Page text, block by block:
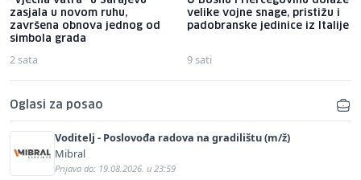
zasjala u novom ruhu,
završena obnova jednog od
simbola grada
2 sata
velike vojne snage, pristižu i
padobranske jedinice iz Italije
9 sati
Oglasi za posao
Voditelj - Poslovođa radova na gradilištu (m/ž)
Mibral
Prijava do: 19.08.2026. u 23:59